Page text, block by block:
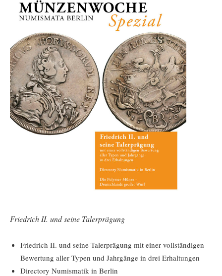
Friedrich II. und seine Talerprägung
Friedrich II. und seine Talerprägung mit einer vollständigen
Bewertung aller Typen und Jahrgänge in drei Erhaltungen
Directory Numismatik in Berlin